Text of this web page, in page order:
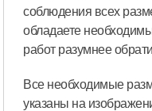
соблюдения всех
обладаете
работ разумнее
Все необходимые
указаны на